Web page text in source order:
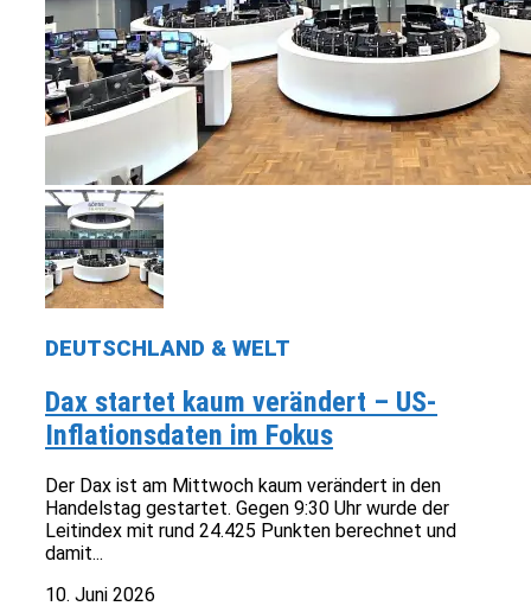
DEUTSCHLAND & WELT
Dax startet kaum verändert – US-
Inflationsdaten im Fokus
Der Dax ist am Mittwoch kaum verändert in den
Handelstag gestartet. Gegen 9:30 Uhr wurde der
Leitindex mit rund 24.425 Punkten berechnet und
damit...
10. Juni 2026